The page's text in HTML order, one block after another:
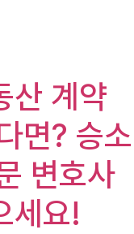
산 계약
면? 승소
변호사
세요!